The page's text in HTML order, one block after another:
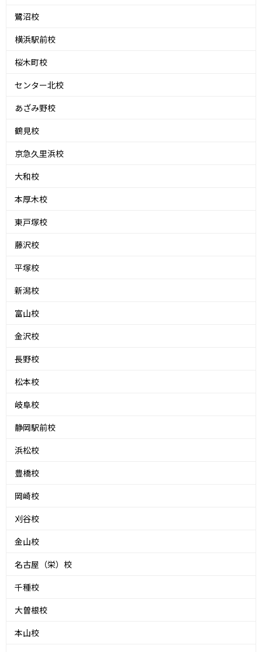
鷺沼校
横浜駅前校
桜木町校
センター北校
あざみ野校
鶴見校
京急久里浜校
大和校
本厚木校
東戸塚校
藤沢校
平塚校
新潟校
富山校
金沢校
長野校
松本校
岐阜校
静岡駅前校
浜松校
豊橋校
岡崎校
刈谷校
金山校
名古屋（栄）校
千種校
大曽根校
本山校